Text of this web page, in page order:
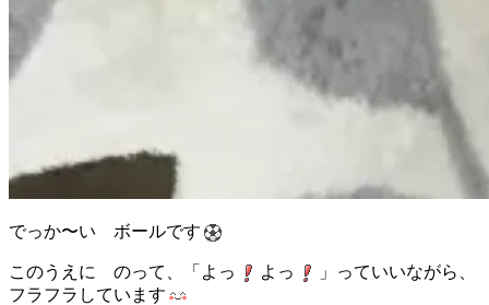
でっか〜い ボールです
このうえに のって、「よっ よっ
」っていいながら、
フラフラしています